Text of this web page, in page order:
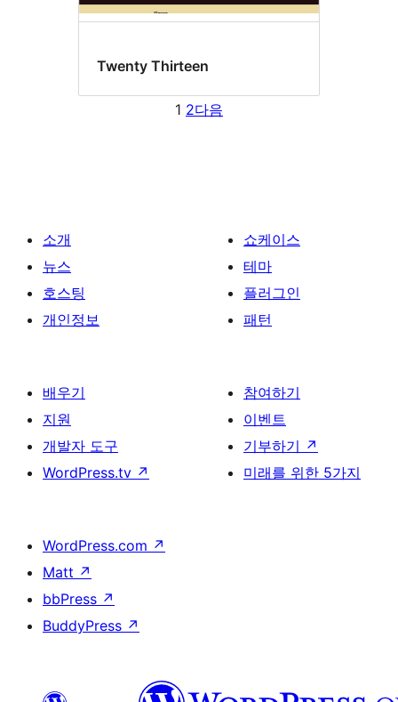
Twenty Thirteen
1 2다음
소개
뉴스
호스팅
개인정보
쇼케이스
테마
플러그인
패턴
배우기
지원
개발자 도구
WordPress.tv ↗
참여하기
이벤트
기부하기 ↗
미래를 위한 5가지
WordPress.com ↗
Matt ↗
bbPress ↗
BuddyPress ↗